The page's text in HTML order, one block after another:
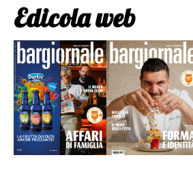
Edicola web